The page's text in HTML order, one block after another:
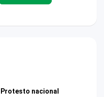
Protesto nacional